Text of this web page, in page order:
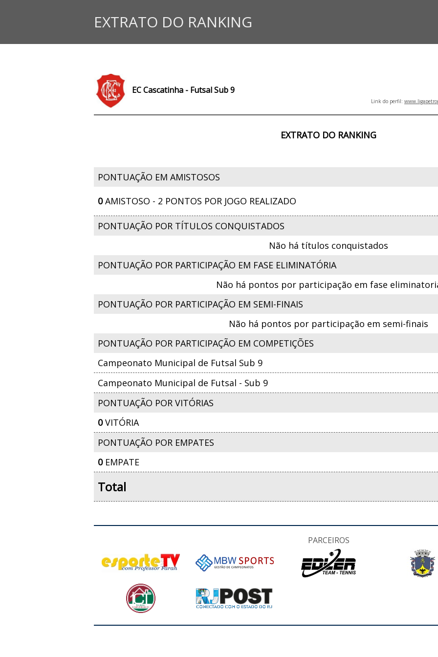
EXTRATO DO RANKING
EC Cascatinha - Futsal Sub 9
Link do perfil:
EXTRATO DO RANKING
PONTUAÇÃO EM AMISTOSOS
0AMISTOSO - 2 PONTOS POR JOGO REALIZADO
PONTUAÇÃO POR TÍTULOS CONQUISTADOS
Não há títulos conquistados
PONTUAÇÃO POR PARTICIPAÇÃO EM FASE ELIMINATÓRIA
Não há pontos por participação em fase
PONTUAÇÃO POR PARTICIPAÇÃO EM SEMI-FINAIS
Não há pontos por participação em semi-finais
PONTUAÇÃO POR PARTICIPAÇÃO EM COMPETIÇÕES
Campeonato Municipal de Futsal Sub 9
Campeonato Municipal de Futsal - Sub 9
PONTUAÇÃO POR VITÓRIAS
0VITÓRIA
PONTUAÇÃO POR EMPATES
0EMPATE
Total
PARCEIROS